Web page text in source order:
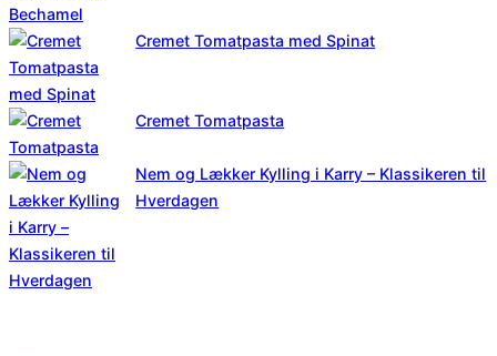
Cremet Tomatpasta med Spinat
Cremet Tomatpasta
Nem og Lækker Kylling i Karry – Klassikeren til
Hverdagen